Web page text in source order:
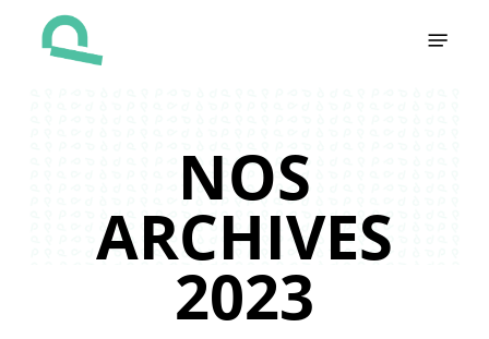
NOS
ARCHIVES
2023